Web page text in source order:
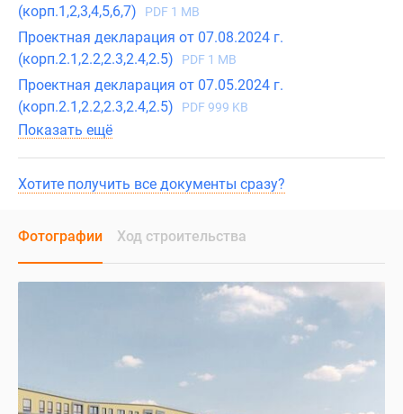
(корп.1,2,3,4,5,6,7)
PDF 1 MB
Проектная декларация от 07.08.2024 г.
(корп.2.1,2.2,2.3,2.4,2.5)
PDF 1 MB
Проектная декларация от 07.05.2024 г.
(корп.2.1,2.2,2.3,2.4,2.5)
PDF 999 KB
Показать ещё
Хотите получить все документы сразу?
Фотографии Ход строительства